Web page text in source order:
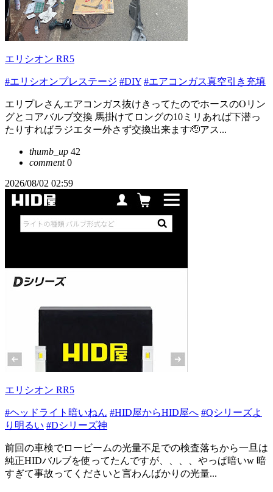
エリシオン RR5
#エリシオンプレステージ #DIY #エアコンガス真空引き充填
エリプレさんエアコンガス抜けきってたのでホースのOリン
グとコアバルブ交換 馬掛けてロングの10ミリあれば下潜っ
たりすればラジエター外さず交換出来ます🫡アス...
thumb_up 42
comment0
2026/08/02 02:59
エリシオン RR5
#ヘッドライト暗いねん #HID屋からHID屋へ #Qシリーズよ
り明るい #Dシリーズ神
前回の車検でロービームの光量不足での検査落ちから一旦は
純正HIDバルブを使ってたんですが、、、、やっぱ暗いw 暗
すぎて事故ってくださいと言わんばかりの光量...